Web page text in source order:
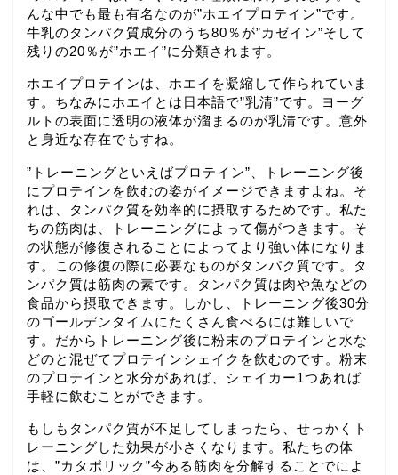
んな中でも最も有名なのが”ホエイプロテイン”です。
牛乳のタンパク質成分のうち80％が”カゼイン”そして
残りの20％が”ホエイ”に分類されます。
ホエイプロテインは、ホエイを凝縮して作られていま
す。ちなみにホエイとは日本語で”乳清”です。ヨーグ
ルトの表面に透明の液体が溜まるのが乳清です。意外
と身近な存在でもすね。
”トレーニングといえばプロテイン”、トレーニング後
にプロテインを飲むの姿がイメージできますよね。そ
れは、タンパク質を効率的に摂取するためです。私た
ちの筋肉は、トレーニングによって傷がつきます。そ
の状態が修復されることによってより強い体になりま
す。この修復の際に必要なものがタンパク質です。タ
ンパク質は筋肉の素です。タンパク質は肉や魚などの
食品から摂取できます。しかし、トレーニング後30分
のゴールデンタイムにたくさん食べるには難しいで
す。だからトレーニング後に粉末のプロテインと水な
どのと混ぜてプロテインシェイクを飲むのです。粉末
のプロテインと水分があれば、シェイカー1つあれば
手軽に飲むことができます。
もしもタンパク質が不足してしまったら、せっかくト
レーニングした効果が小さくなります。私たちの体
は、”カタボリック”今ある筋肉を分解することでによ